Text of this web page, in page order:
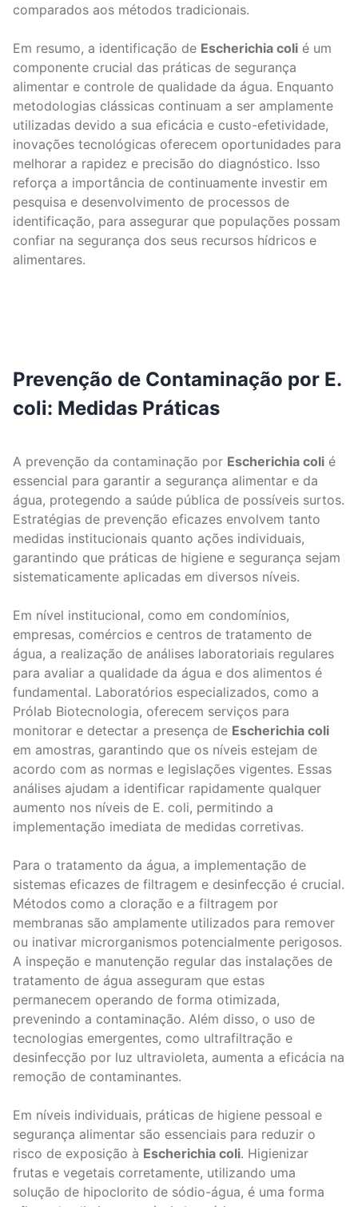
comparados aos métodos tradicionais.
Em resumo, a identificação de Escherichia coli é um
componente crucial das práticas de segurança
alimentar e controle de qualidade da água. Enquanto
metodologias clássicas continuam a ser amplamente
utilizadas devido a sua eficácia e custo-efetividade,
inovações tecnológicas oferecem oportunidades para
melhorar a rapidez e precisão do diagnóstico. Isso
reforça a importância de continuamente investir em
pesquisa e desenvolvimento de processos de
identificação, para assegurar que populações possam
confiar na segurança dos seus recursos hídricos e
alimentares.
Prevenção de Contaminação por E.
coli: Medidas Práticas
A prevenção da contaminação por Escherichia coli é
essencial para garantir a segurança alimentar e da
água, protegendo a saúde pública de possíveis surtos.
Estratégias de prevenção eficazes envolvem tanto
medidas institucionais quanto ações individuais,
garantindo que práticas de higiene e segurança sejam
sistematicamente aplicadas em diversos níveis.
Em nível institucional, como em condomínios,
empresas, comércios e centros de tratamento de
água, a realização de análises laboratoriais regulares
para avaliar a qualidade da água e dos alimentos é
fundamental. Laboratórios especializados, como a
Prólab Biotecnologia, oferecem serviços para
monitorar e detectar a presença de Escherichia coli
em amostras, garantindo que os níveis estejam de
acordo com as normas e legislações vigentes. Essas
análises ajudam a identificar rapidamente qualquer
aumento nos níveis de E. coli, permitindo a
implementação imediata de medidas corretivas.
Para o tratamento da água, a implementação de
sistemas eficazes de filtragem e desinfecção é crucial.
Métodos como a cloração e a filtragem por
membranas são amplamente utilizados para remover
ou inativar microrganismos potencialmente perigosos.
A inspeção e manutenção regular das instalações de
tratamento de água asseguram que estas
permanecem operando de forma otimizada,
prevenindo a contaminação. Além disso, o uso de
tecnologias emergentes, como ultrafiltração e
desinfecção por luz ultravioleta, aumenta a eficácia na
remoção de contaminantes.
Em níveis individuais, práticas de higiene pessoal e
segurança alimentar são essenciais para reduzir o
risco de exposição à Escherichia coli. Higienizar
frutas e vegetais corretamente, utilizando uma
solução de hipoclorito de sódio-água, é uma forma